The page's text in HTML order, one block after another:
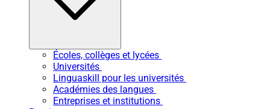
Écoles, collèges et lycées
Universités
Linguaskill pour les universités
Académies des langues
Entreprises et institutions